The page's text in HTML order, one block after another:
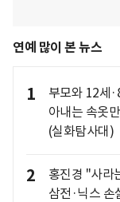
연예 많이 본 뉴스
1
부모와 12세
아내는 속옷
(실화탐사대)
2
홍진경 "사라
삼전·닉스 손